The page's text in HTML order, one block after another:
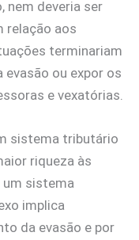
nem deveria ser
relação aos
terminariam
ou expor os
e vexatórias.
sistema tributário
riqueza às
um sistema
implica
da evasão e por